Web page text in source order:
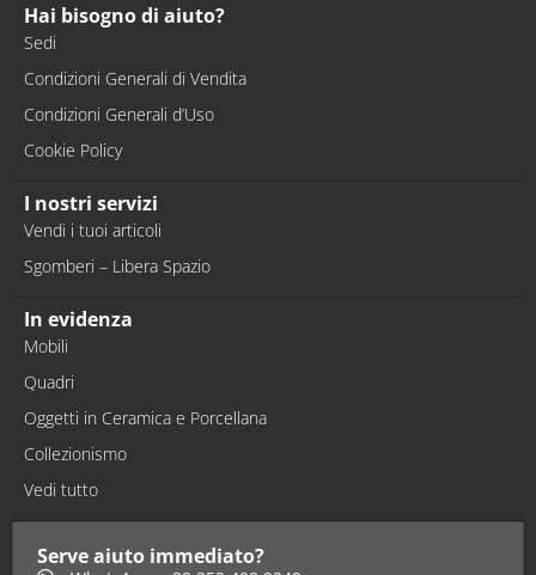
Hai bisogno di aiuto?
Sedi
Condizioni Generali di Vendita
Condizioni Generali d’Uso
Cookie Policy
I nostri servizi
Vendi i tuoi articoli
Sgomberi – Libera Spazio
In evidenza
Mobili
Quadri
Oggetti in Ceramica e Porcellana
Collezionismo
Vedi tutto
Serve aiuto immediato?